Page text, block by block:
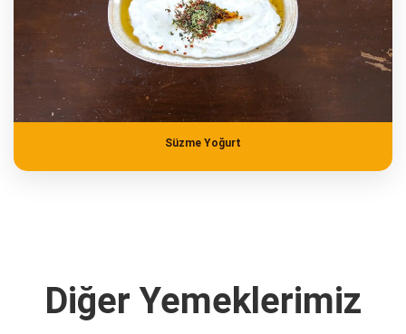
Süzme Yoğurt
Diğer Yemeklerimiz